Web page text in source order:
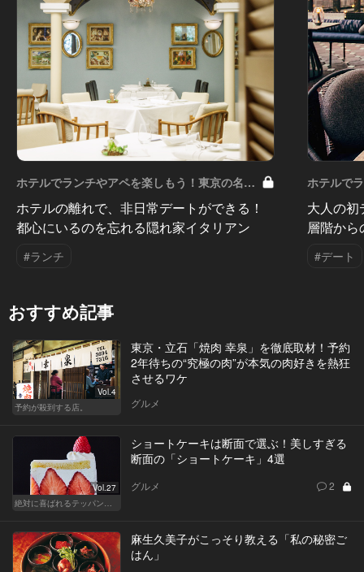
ホテルでランチやアペを楽しもう！東京の名店
ホテルの離れで、非日常デートができる！
都心にいるのを忘れる隠れ家イタリアン
#ランチ
ホテルで
へ Vol.5
大人の初
層階か
#デート
おすすめ記事
Vol.4
予約が殺到する店。
東京・立石「焼肉 幸泉」を徹底取材！予約
2年待ちの“究極の肉”が本気の肉好きを熱狂
させるワケ
グルメ
Vol.27
絶対に喜ばれるテッパン手土産
ショートケーキは断面で選ぶ！美しすぎる
断面の「ショートケーキ」4選
グルメ 2
麻生久美子がこっそり教える「私の秘密ご
はん」